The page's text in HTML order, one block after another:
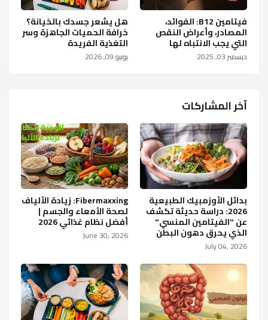
فيتامين B12: الفوائد،
المصادر، وأعراض النقص
التي يجب الانتباه لها
ديسمبر 03, 2025
هل يشعر جسدك بالخيانة؟
خرافة الحميات الجاهزة وسر
التغذية الفريدة
يونيو 09, 2026
آخر المشاركات
بدائل الأوزمبيك الطبيعية
2026: دراسة حديثة تكشف
عن "الفيتامين المنسي"
الذي يحرق دهون البطن
July 04, 2026
Fibermaxxing: زيادة الألياف
لصحة الأمعاء والجسم |
أفضل نظام غذائي 2026
June 30, 2026